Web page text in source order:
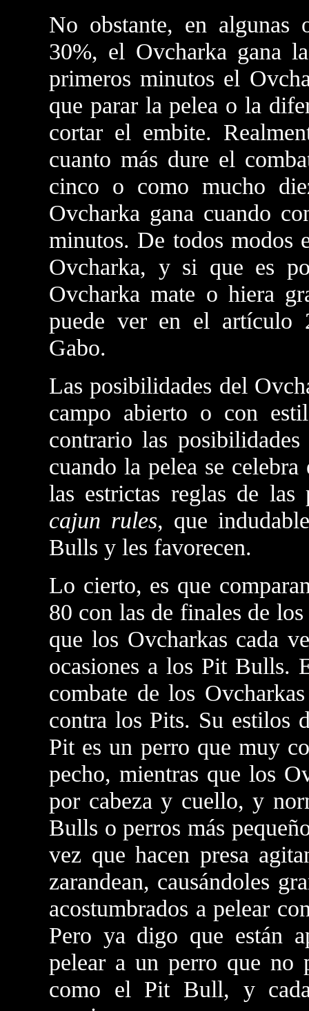
No obstante, en algunas
30%, el Ovcharka gana
primeros minutos el
que parar la pelea o la
cortar el embite.
cuanto más dure el
cinco o como mucho
Ovcharka gana cuando
minutos. De todos modos
Ovcharka, y si que es
Ovcharka mate o hiera
puede ver en el artículo
Gabo.
Las posibilidades del
campo abierto o con
contrario las
cuando la pelea se
las estrictas reglas de
cajun rules, que
Bulls y les favorecen.
Lo cierto, es que
80 con las de finales de
que los Ovcharkas cada
ocasiones a los Pit Bulls.
combate de los
contra los Pits. Su estilos
Pit es un perro que muy
pecho, mientras que los
por cabeza y cuello, y
Bulls o perros más
vez que hacen presa
zarandean, causándoles
acostumbrados a pelear
Pero ya digo que están
pelear a un perro que no
como el Pit Bull, y